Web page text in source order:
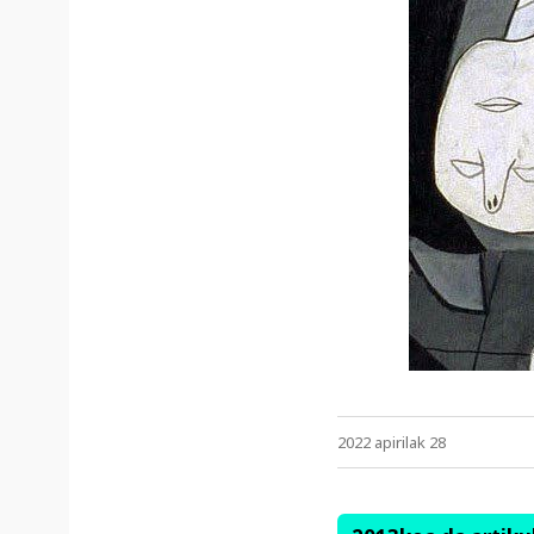
2022 apirilak 28